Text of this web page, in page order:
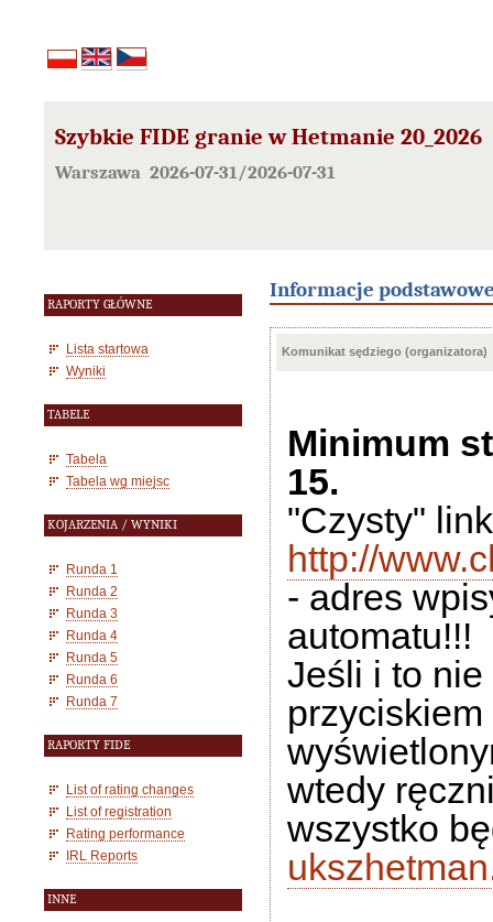
Szybkie FIDE granie w Hetmanie 20_2026
Warszawa 2026-07-31/2026-07-31
RAPORTY GŁÓWNE
Lista startowa
Wyniki
TABELE
Tabela
Tabela wg miejsc
KOJARZENIA / WYNIKI
Runda 1
Runda 2
Runda 3
Runda 4
Runda 5
Runda 6
Runda 7
RAPORTY FIDE
List of rating changes
List of registration
Rating performance
IRL Reports
INNE
Informacje
Komunikat sędziego (organizatora)
Minimum
15.
"Czysty"
http://
- adres
automatu!!!
Jeśli i to
wtedy
wszystko